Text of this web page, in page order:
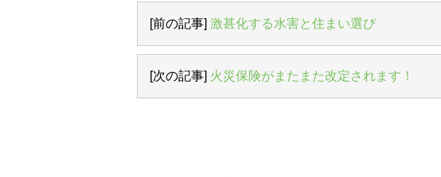
[前の記事] 激甚化する水害と住まい選び
[次の記事] 火災保険がまたまた改定されます！